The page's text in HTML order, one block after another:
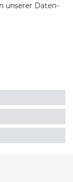
Twitter
auf25 auf
Netshop
unserer Daten­